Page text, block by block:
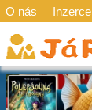
O nás Inzerce